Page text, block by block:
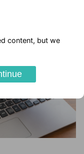
content, but we